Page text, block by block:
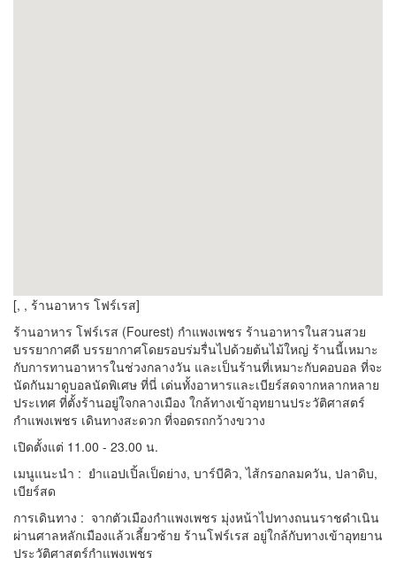
[, , ร้านอาหาร โฟร์เรส]
ร้านอาหาร โฟร์เรส (Fourest) กำแพงเพชร ร้านอาหารในสวนสวย
บรรยากาศดี บรรยากาศโดยรอบร่มรื่นไปด้วยต้นไม้ใหญ่ ร้านนี้เหมาะ
กับการทานอาหารในช่วงกลางวัน และเป็นร้านที่เหมาะกับคอบอล ที่จะ
นัดกันมาดูบอลนัดพิเศษ ที่นี่ เด่นทั้งอาหารและเบียร์สดจากหลากหลาย
ประเทศ ที่ตั้งร้านอยู่ใจกลางเมือง ใกล้ทางเข้าอุทยานประวัติศาสตร์
กำแพงเพชร เดินทางสะดวก ที่จอดรถกว้างขวาง
เปิดตั้งแต่ 11.00 - 23.00 น.
เมนูแนะนำ : ยำแอปเปิ้ลเป็ดย่าง, บาร์บีคิว, ไส้กรอกลมควัน, ปลาดิบ,
เบียร์สด
การเดินทาง : จากตัวเมืองกำแพงเพชร มุ่งหน้าไปทางถนนราชดำเนิน
ผ่านศาลหลักเมืองแล้วเลี้ยวซ้าย ร้านโฟร์เรส อยู่ใกล้กับทางเข้าอุทยาน
ประวัติศาสตร์กำแพงเพชร